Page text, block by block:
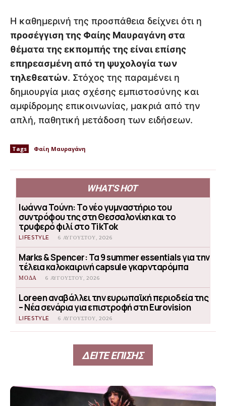
Η καθημερινή της προσπάθεια δείχνει ότι η
προσέγγιση της Φαίης Μαυραγάνη στα
θέματα της εκπομπής της είναι επίσης
επηρεασμένη από τη ψυχολογία των
τηλεθεατών. Στόχος της παραμένει η
δημιουργία μιας σχέσης εμπιστοσύνης και
αμφίδρομης επικοινωνίας, μακριά από την
απλή, παθητική μετάδοση των ειδήσεων.
Tags Φαίη Μαυραγάνη
WHAT'S HOT
Ιωάννα Τούνη: Το νέο γυμναστήριο του
συντρόφου της στη Θεσσαλονίκη και το
τρυφερό φιλί στο TikTok
LIFESTYLE 6 ΑΥΓΟΎΣΤΟΥ, 2026
Marks & Spencer: Τα 9 summer essentials για την
τέλεια καλοκαιρινή capsule γκαρνταρόμπα
ΜΟΔΑ 6 ΑΥΓΟΎΣΤΟΥ, 2026
Loreen αναβάλλει την ευρωπαϊκή περιοδεία της
– Νέα σενάρια για επιστροφή στη Eurovision
LIFESTYLE 6 ΑΥΓΟΎΣΤΟΥ, 2026
ΔΕΙΤΕ ΕΠΙΣΗΣ